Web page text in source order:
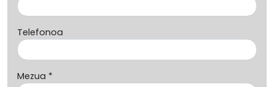
Telefonoa
Mezua *